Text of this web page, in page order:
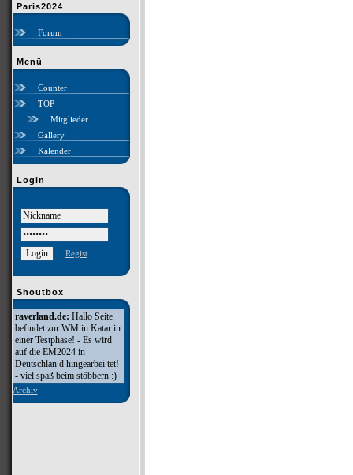
Paris2024
Forum
Menü
Counter
TOP
Mitglieder
Gallery
Kalender
Login
Regist
Shoutbox
raverland.de: Hallo Seite
befindet zur WM in Katar in
einer Testphase! - Es wird
auf die EM2024 in
Deutschlan d hingearbei tet!
- viel spaß beim stöbbern :)
Archiv